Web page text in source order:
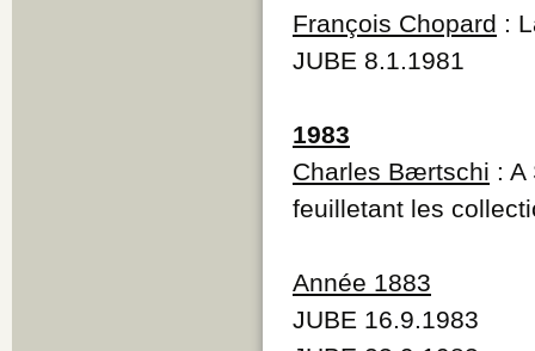
François Chopard :
JUBE 8.1.1981
1983
Charles Bærtschi :
feuilletant les
Année 1883
JUBE 16.9.1983